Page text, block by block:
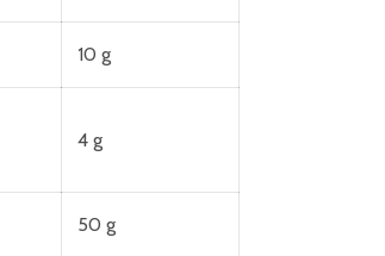
10 g
4 g
50 g